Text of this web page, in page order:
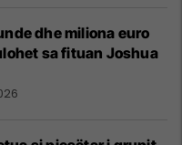
dhe miliona euro
sa fituan Joshua